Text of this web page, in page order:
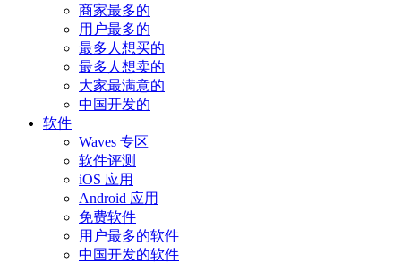
商家最多的
用户最多的
最多人想买的
最多人想卖的
大家最满意的
中国开发的
软件
Waves 专区
软件评测
iOS 应用
Android 应用
免费软件
用户最多的软件
中国开发的软件